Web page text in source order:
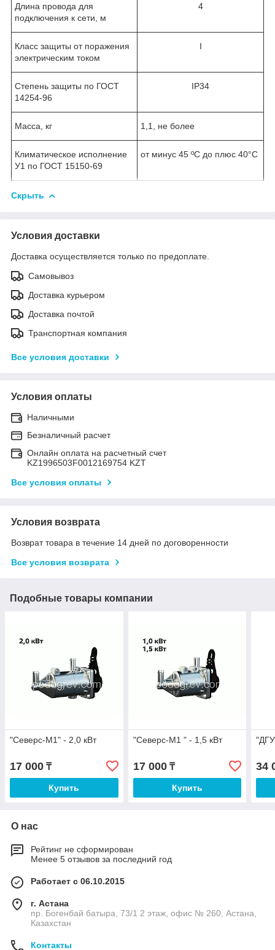
Длина провода для
подключения к сети, м
4
Класс защиты от поражения
электрическим током
I
Степень защиты по ГОСТ
14254-96
IP34
Масса, кг 1,1, не более
Климатическое исполнение
У1 по ГОСТ 15150-69
от минус 45 ºС до плюс 40°С
Скрыть
Условия доставки
Доставка осуществляется только по предоплате.
Самовывоз
Доставка курьером
Доставка почтой
Транспортная компания
Все условия доставки
Условия оплаты
Наличными
Безналичный расчет
Онлайн оплата на расчетный счет
KZ1996503F0012169754 KZT
Все условия оплаты
Условия возврата
Возврат товара в течение 14 дней по договоренности
Все условия возврата
Подобные товары компании
"Северс-М1" - 2,0 кВт
17 000 ₸
Купить
"Северс-М1 " - 1,5 кВт
17 000₸
Купить
34
О нас
Рейтинг не сформирован
Менее 5 отзывов за последний год
Работает с 06.10.2015
г. Астана
пр. Богенбай батыра, 73/1 2 этаж, офис № 260, Астана,
Казахстан
Контакты